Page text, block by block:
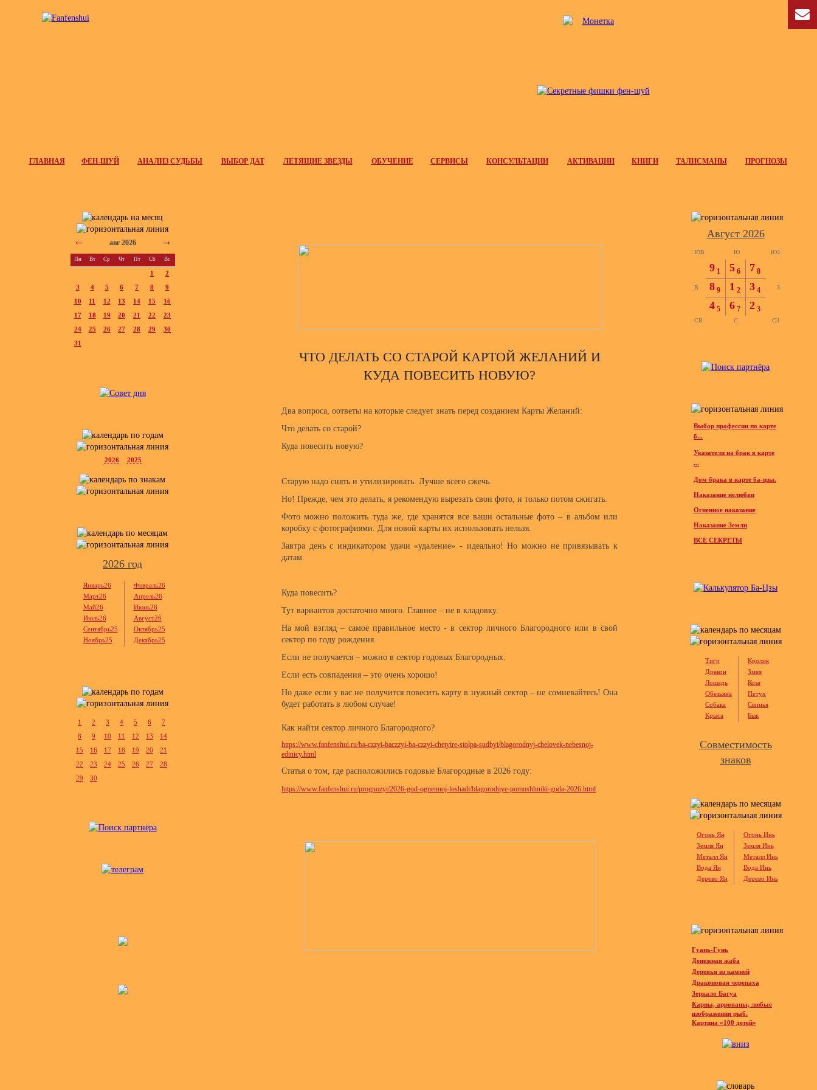
ГЛАВНАЯ ФЕН-ШУЙ АНАЛИЗ СУДЬБЫ ВЫБОР ДАТ ЛЕТЯЩИЕ ЗВЕЗДЫ ОБУЧЕНИЕ СЕРВИСЫ КОНСУЛЬТАЦИИ АКТИВАЦИИ КНИГИ ТАЛИСМАНЫ ПРОГНОЗЫ
→
← авг 2026
Пн Вт Ср Чт Пт Сб Вс
1
2
3
4 5 6 7 8
9
10
11 12 13 14 15
16
17
18 19 20 21 22
23
24
25 26 27 28 29
30
31
2026 2025
2026 год
Январь26
Февраль26
Март26
Апрель26
Май26
Июнь26
Июль26
Август26
Сентябрь25
Октябрь25
Ноябрь25
Декабрь25
1 2 3 4 5 6
7
8
9 10 11 12 13
14
15
16 17 18 19 20
21
22
23 24 25 26 27
28
29
30
ЧТО ДЕЛАТЬ СО СТАРОЙ КАРТОЙ ЖЕЛАНИЙ И
КУДА ПОВЕСИТЬ НОВУЮ?
Два вопроса, оответы на которые следует знать перед созданием Карты Желаний:
Что делать со старой?
Куда повесить новую?
Старую надо снять и утилизировать. Лучше всего сжечь.
Но! Прежде, чем это делать, я рекомендую вырезать свои фото, и только потом сжигать.
Фото можно положить туда же, где хранятся все ваши остальные фото – в альбом или
коробку с фотографиями. Для новой карты их использовать нельзя.
Завтра день с индикатором удачи «удаление» - идеально! Но можно не привязывать к
датам.
Куда повесить?
Тут вариантов достаточно много. Главное – не в кладовку.
На мой взгляд – самое правильное место - в сектор личного Благородного или в свой
сектор по году рождения.
Если не получается – можно в сектор годовых Благородных.
Если есть совпадения – это очень хорошо!
Но даже если у вас не получится повесить карту в нужный сектор – не сомневайтесь! Она
будет работать в любом случае!
Как найти сектор личного Благородного?
https://www.fanfenshui.ru/ba-czzyi-baczzyi-ba-czzyi-chetyire-stolpa-sudbyi/blagorodnyj-chelovek-nebesnoj-
edinicy.html
Статья о том, где расположились годовые Благородные в 2026 году:
https://www.fanfenshui.ru/prognozyi/2026-god-ognennoj-loshadi/blagorodnye-pomoshhniki-goda-2026.html
Август 2026
ЮВ
9 1
Ю
5 6
ЮЗ
7 8
В 8 9 1 2 З
3 4
СВ
4 5
С
6 7
СЗ
2 3
Выбор профессии по карте
б...
Указатели на брак в карте
...
Дом брака в карте ба-цзы.
Наказание нелюбви
Огненное наказание
Наказание Земли
ВСЕ СЕКРЕТЫ
Тигр
Кролик
Дракон
Змея
Лошадь
Коза
Обезьяна
Петух
Собака
Свинья
Крыса
Бык
Совместимость
знаков
Огонь Ян
Огонь Инь
Земля Ян
Земля Инь
Металл Ян
Металл Инь
Вода Ян
Вода Инь
Дерево Ян
Дерево Инь
Гуань-Гунь
Денежная жаба
Деревья из камней
Драконовая черепаха
Зеркало Багуа
Карпы, аррованы, любые
изображения рыб.
Картина «100 детей»